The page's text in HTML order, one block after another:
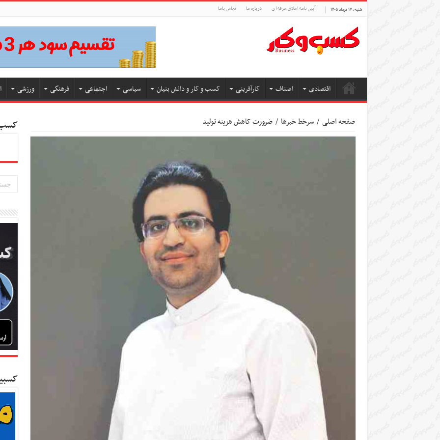
شنبه , ۱۷ مرداد ۱۴۰۵ آیین نامه اخلاق حرفه ای درباره ما تماس باما
اقتصادی اصناف کارآفرینی کسب و کار و دانش بنیان سیاسی اجتماعی فرهنگی ورزشی
صفحه اصلی / سرخط خبرها / ضرورت کاهش هزینه تولید کسب